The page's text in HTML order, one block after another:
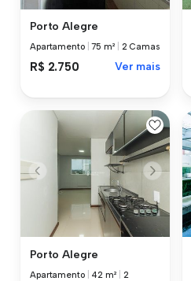
Porto Alegre
Apartamento |75 m² 2 Camas
R$ 2.750 Ver mais
Porto Alegre
Apartamento 42 m²
2